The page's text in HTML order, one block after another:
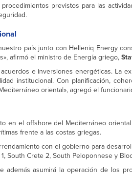
previstos para las
país junto con Helleniq Energy
afirmó el ministro de Energía griego,
e inversiones energéticas. La
institucional. Con planificación,
oriental», agregó el
en el offshore del Mediterráneo
frente a las costas griegas.
con el gobierno para
South Crete 2, South Peloponnese y
además asumirá la operación de los